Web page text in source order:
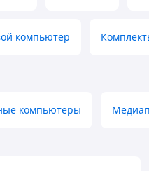
компьютер
компьютеры